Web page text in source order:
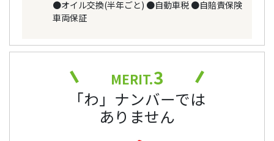
●オイル交換(半年ごと) ●自動車税 ●自賠責保険
車両保証
MERIT.3
「わ」ナンバーでは
ありません